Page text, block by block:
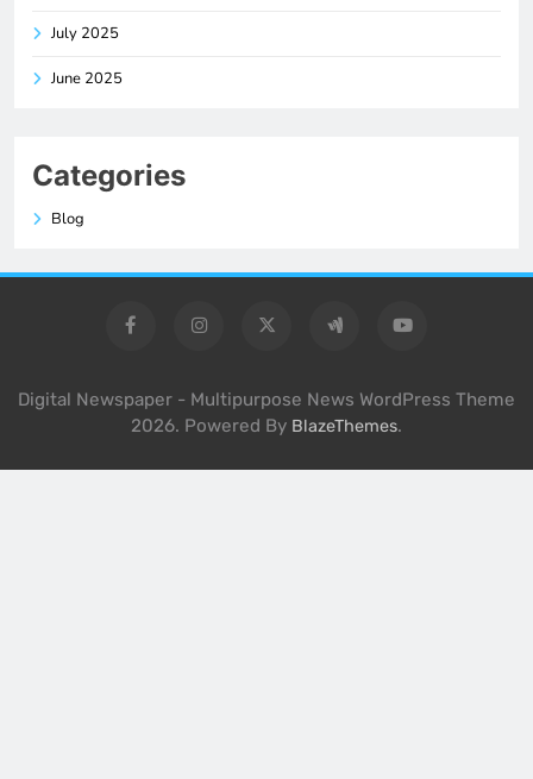
July 2025
June 2025
Categories
Blog
Digital Newspaper - Multipurpose News WordPress Theme
2026. Powered By BlazeThemes.